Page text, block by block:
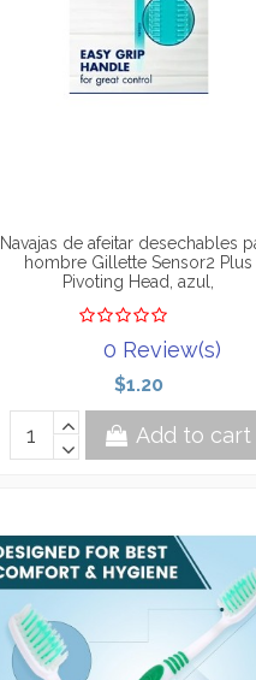
Navajas de afeitar desechables
hombre Gillette Sensor2 Plus
Pivoting Head, azul,
0 Review(s)
$1.20
Add to cart